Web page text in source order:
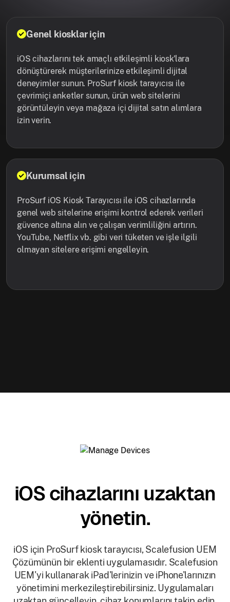
Genel kiosklar için
iOS cihazlarını tek amaçlı etkileşimli kiosk'lara
dönüştürerek müşterilerinize etkileşimli dijital
deneyimler sunun. ProSurf kiosk tarayıcısı ile
çevrimiçi anketler sunun, ürün web sitelerini
görüntüleyin veya mağaza içi dijital satın alımlara
izin verin.
Kurumsal için
ProSurf iOS Kiosk Tarayıcısı ile iOS cihazlarında
genel web sitelerine erişimi kontrol ederek verileri
güvence altına alın ve çalışan verimliliğini artırın.
YouTube, Netflix vb. gibi veri tüketen ve işle ilgili
olmayan sitelere erişimi engelleyin.
iOS cihazlarını uzaktan
yönetin.
iOS için ProSurf kiosk tarayıcısı, Scalefusion UEM
Çözümünün bir eklenti uygulamasıdır. Scalefusion
UEM'yi kullanarak iPad'lerinizin ve iPhone'larınızın
yönetimini merkezileştirebilirsiniz. Uygulamaları